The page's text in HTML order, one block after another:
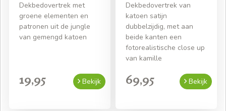
Dekbedovertrek met
groene elementen en
patronen uit de jungle
van gemengd katoen
19,95 Bekijk
Dekbedovertrek van
katoen satijn
dubbelzijdig, met aan
beide kanten een
fotorealistische close up
van kamille
69,95 Bekijk